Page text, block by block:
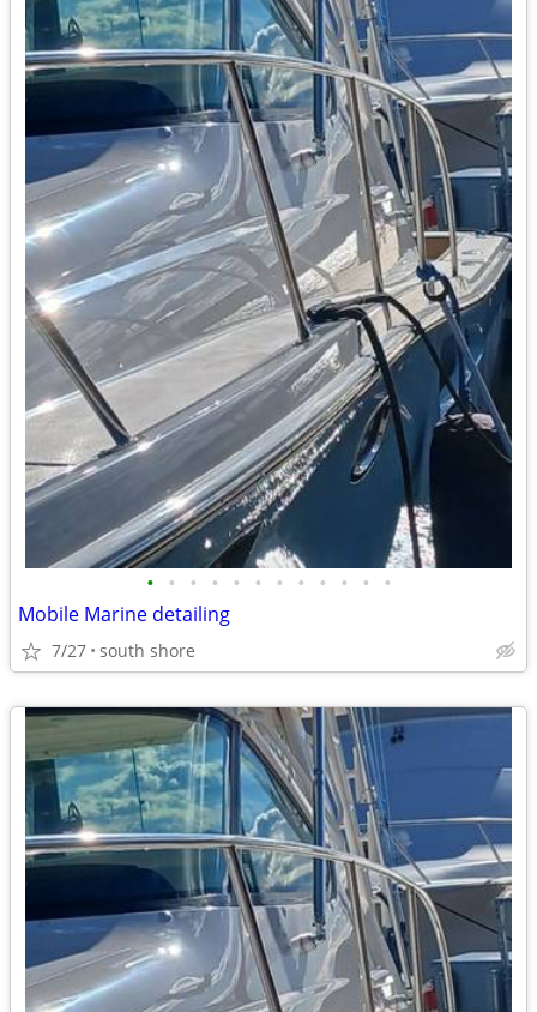
• • • • • • • • • • • •
Mobile Marine detailing
7/27 south shore